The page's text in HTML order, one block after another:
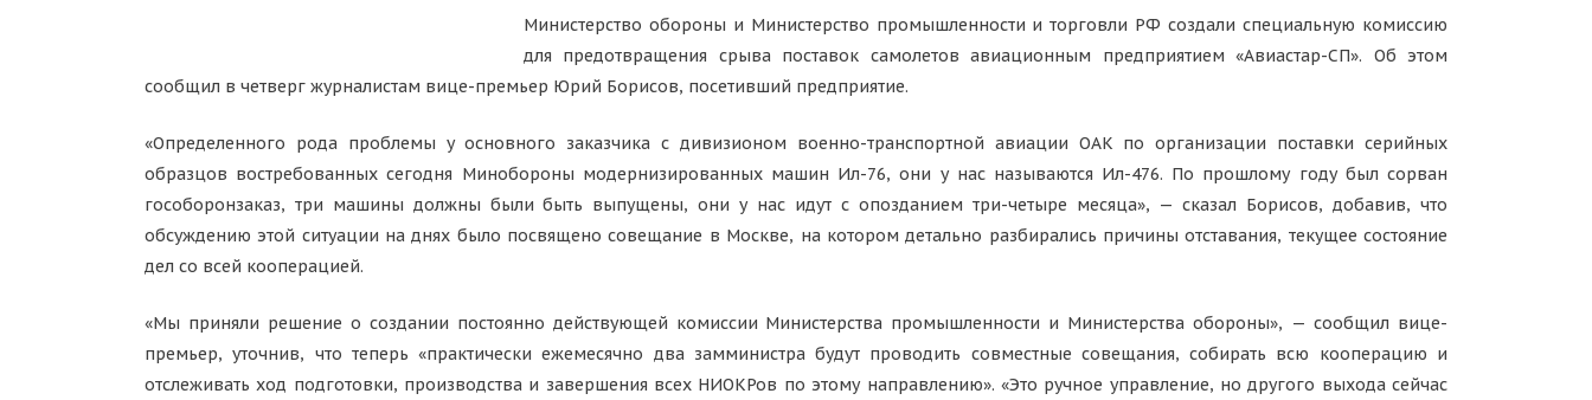
Министерство обороны и Министерство промышленности и торговли РФ создали специальную комиссию
для предотвращения срыва поставок самолетов авиационным предприятием «Авиастар-СП». Об этом
сообщил в четверг журналистам вице-премьер Юрий Борисов, посетивший предприятие.
«Определенного рода проблемы у основного заказчика с дивизионом военно-транспортной авиации ОАК по организации поставки серийных
образцов востребованных сегодня Минобороны модернизированных машин Ил-76, они у нас называются Ил-476. По прошлому году был сорван
гособоронзаказ, три машины должны были быть выпущены, они у нас идут с опозданием три-четыре месяца», — сказал Борисов, добавив, что
обсуждению этой ситуации на днях было посвящено совещание в Москве, на котором детально разбирались причины отставания, текущее состояние
дел со всей кооперацией.
«Мы приняли решение о создании постоянно действующей комиссии Министерства промышленности и Министерства обороны», — сообщил вице-
премьер, уточнив, что теперь «практически ежемесячно два замминистра будут проводить совместные совещания, собирать всю кооперацию и
отслеживать ход подготовки, производства и завершения всех НИОКРов по этому направлению». «Это ручное управление, но другого выхода сейчас